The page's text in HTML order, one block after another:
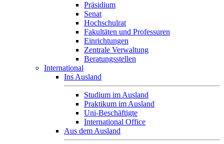
Präsidium
Senat
Hochschulrat
Fakultäten und Professuren
Einrichtungen
Zentrale Verwaltung
Beratungsstellen
International
Ins Ausland
Studium im Ausland
Praktikum im Ausland
Uni-Beschäftigte
International Office
Aus dem Ausland